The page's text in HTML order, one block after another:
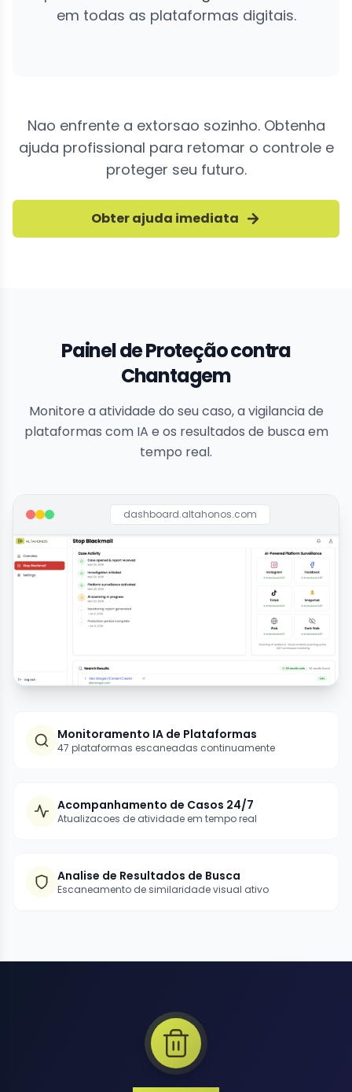
em todas as plataformas digitais.
Nao enfrente a extorsao sozinho. Obtenha
ajuda profissional para retomar o controle e
proteger seu futuro.
Obter ajuda imediata
Painel de Proteção contra
Chantagem
Monitore a atividade do seu caso, a vigilancia de
plataformas com IA e os resultados de busca em
tempo real.
dashboard.altahonos.com
Monitoramento IA de Plataformas
47 plataformas escaneadas continuamente
Acompanhamento de Casos 24/7
Atualizacoes de atividade em tempo real
Analise de Resultados de Busca
Escaneamento de similaridade visual ativo